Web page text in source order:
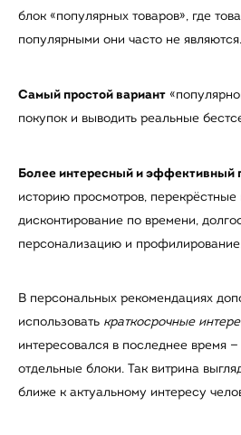
блок «популярных товаров», где
популярными они часто не являются.
Самый простой вариант
покупок и выводить реальные
Более интересный и эффективный
историю просмотров, перекрёстные
дисконтирование по времени,
персонализацию и
В персональных рекомендациях
использовать краткосрочные
интересовался в последнее время
отдельные блоки. Так витрина
ближе к актуальному интересу